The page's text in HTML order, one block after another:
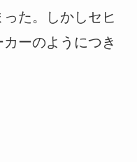
た。しかしセヒ
ーのようにつき